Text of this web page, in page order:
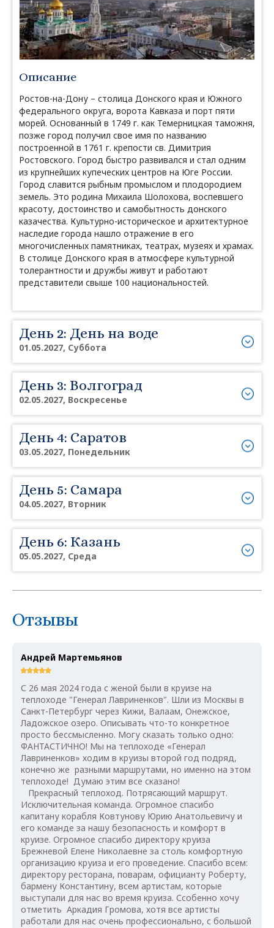
Описание
Ростов-на-Дону – столица Донского края и Южного
федерального округа, ворота Кавказа и порт пяти
морей. Основанный в 1749 г. как Темерницкая таможня,
позже город получил свое имя по названию
построенной в 1761 г. крепости св. Димитрия
Ростовского. Город быстро развивался и стал одним
из крупнейших купеческих центров на Юге России.
Город славится рыбным промыслом и плодородием
земель. Это родина Михаила Шолохова, воспевшего
красоту, достоинство и самобытность донского
казачества. Культурно-историческое и архитектурное
наследие города нашло отражение в его
многочисленных памятниках, театрах, музеях и храмах.
В столице Донского края в атмосфере культурной
толерантности и дружбы живут и работают
представители свыше 100 национальностей.
День 2: День на воде
01.05.2027, Суббота
День 3: Волгоград
02.05.2027, Воскресенье
День 4: Саратов
03.05.2027, Понедельник
День 5: Самара
04.05.2027, Вторник
День 6: Казань
05.05.2027, Среда
Отзывы
Андрей Мартемьянов
С 26 мая 2024 года с женой были в круизе на
теплоходе "Генерал Лавриненков". Шли из Москвы в
Санкт-Петербург через Кижи, Валаам, Онежское,
Ладожское озеро. Описывать что-то конкретное
просто бессмысленно. Могу сказать только одно:
ФАНТАСТИЧНО! Мы на теплоходе «Генерал
Лавриненков» ходим в круизы второй год подряд,
конечно же разными маршрутами, но именно на этом
теплоходе! Думаю этим все сказано!
Прекрасный теплоход. Потрясающий маршрут.
Исключительная команда. Огромное спасибо
капитану корабля Ковтунову Юрию Анатольевичу и
его команде за нашу безопасность и комфорт в
круизе. Огромное спасибо директору круиза
Брежневой Елене Николаевне за столь комфортную
организацию круиза и его проведение. Спасибо всем:
директору ресторана, поварам, официанту Роберту,
бармену Константину, всем артистам, которые
выступали для нас во время круиза. Ссобенно хочу
отметить Аркадия Громова, хотя все артисты
работали для нас очень профессионально, с большой